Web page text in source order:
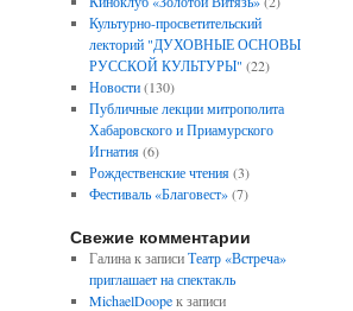
Культурно-просветительский
лекторий "ДУХОВНЫЕ ОСНОВЫ
РУССКОЙ КУЛЬТУРЫ" (22)
Новости(130)
Публичные лекции митрополита
Хабаровского и Приамурского
Игнатия(6)
Рождественские чтения(3)
Фестиваль «Благовест»(7)
Свежие комментарии
Галинак записиТеатр «Встреча»
приглашает на спектакль
MichaelDoopeк записи